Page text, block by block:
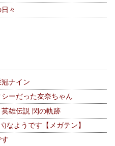
々
ナイン
ーだった友奈ちゃん
英雄伝説 閃の軌跡
なようです【メガテン】